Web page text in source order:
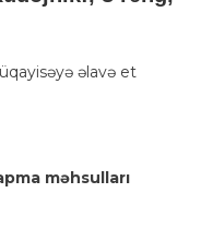
əlavə et
məhsulları